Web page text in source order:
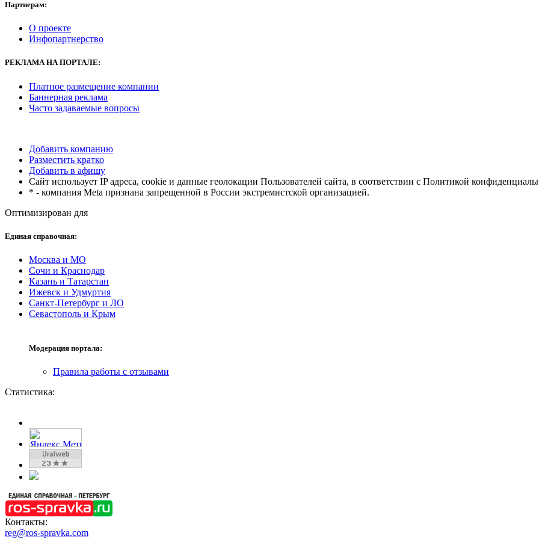
Партнерам:
О проекте
Инфопартнерство
РЕКЛАМАНА ПОРТАЛЕ:
Платное размещение компании
Баннерная реклама
Часто задаваемые вопросы
Добавить компанию
Разместить кратко
Добавить в афишу
Сайт использует IP адреса, cookie и данные геолокации Пользователей сайта, в соответствии с Политикой
* - компания Meta признана запрещенной в России экстремистской организацией.
Оптимизирован для
Единая справочная:
Москва и МО
Сочи и Краснодар
Казань и Татарстан
Ижевск и Удмуртия
Санкт-Петербург и ЛО
Севастополь и Крым
Модерация портала:
Правила работы с отзывами
Статистика:
Контакты:
reg@ros-spravka.com